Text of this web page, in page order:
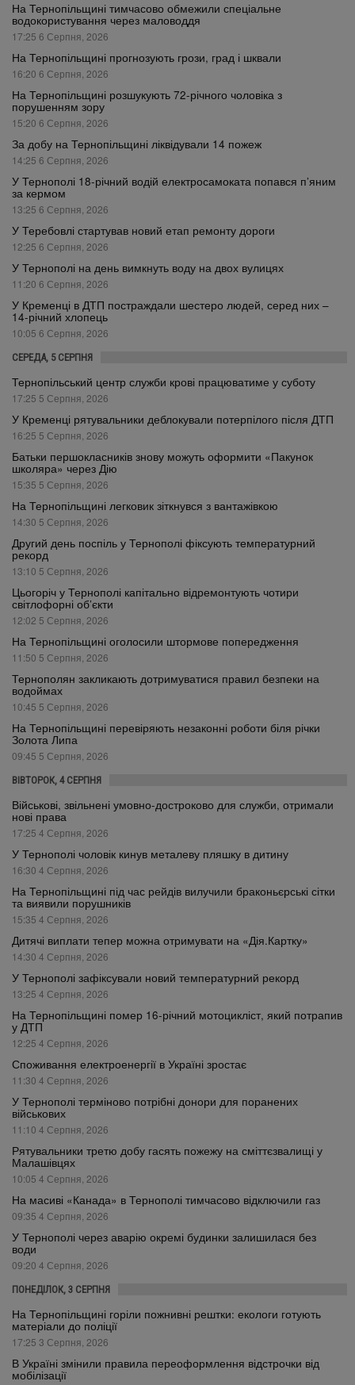
На Тернопільщині тимчасово обмежили спеціальне
водокористування через маловоддя
17:25 6 Серпня, 2026
На Тернопільщині прогнозують грози, град і шквали
16:20 6 Серпня, 2026
На Тернопільщині розшукують 72-річного чоловіка з
порушенням зору
15:20 6 Серпня, 2026
За добу на Тернопільщині ліквідували 14 пожеж
14:25 6 Серпня, 2026
У Тернополі 18-річний водій електросамоката попався п’яним
за кермом
13:25 6 Серпня, 2026
У Теребовлі стартував новий етап ремонту дороги
12:25 6 Серпня, 2026
У Тернополі на день вимкнуть воду на двох вулицях
11:20 6 Серпня, 2026
У Кременці в ДТП постраждали шестеро людей, серед них –
14-річний хлопець
10:05 6 Серпня, 2026
СЕРЕДА, 5 СЕРПНЯ
Тернопільський центр служби крові працюватиме у суботу
17:25 5 Серпня, 2026
У Кременці рятувальники деблокували потерпілого після ДТП
16:25 5 Серпня, 2026
Батьки першокласників знову можуть оформити «Пакунок
школяра» через Дію
15:35 5 Серпня, 2026
На Тернопільщині легковик зіткнувся з вантажівкою
14:30 5 Серпня, 2026
Другий день поспіль у Тернополі фіксують температурний
рекорд
13:10 5 Серпня, 2026
Цьогоріч у Тернополі капітально відремонтують чотири
світлофорні об’єкти
12:02 5 Серпня, 2026
На Тернопільщині оголосили штормове попередження
11:50 5 Серпня, 2026
Тернополян закликають дотримуватися правил безпеки на
водоймах
10:45 5 Серпня, 2026
На Тернопільщині перевіряють незаконні роботи біля річки
Золота Липа
09:45 5 Серпня, 2026
ВІВТОРОК, 4 СЕРПНЯ
Військові, звільнені умовно-достроково для служби, отримали
нові права
17:25 4 Серпня, 2026
У Тернополі чоловік кинув металеву пляшку в дитину
16:30 4 Серпня, 2026
На Тернопільщині під час рейдів вилучили браконьєрські сітки
та виявили порушників
15:35 4 Серпня, 2026
Дитячі виплати тепер можна отримувати на «Дія.Картку»
14:30 4 Серпня, 2026
У Тернополі зафіксували новий температурний рекорд
13:25 4 Серпня, 2026
На Тернопільщині помер 16-річний мотоцикліст, який потрапив
у ДТП
12:25 4 Серпня, 2026
Споживання електроенергії в Україні зростає
11:30 4 Серпня, 2026
У Тернополі терміново потрібні донори для поранених
військових
11:10 4 Серпня, 2026
Рятувальники третю добу гасять пожежу на сміттєзвалищі у
Малашівцях
10:05 4 Серпня, 2026
На масиві «Канада» в Тернополі тимчасово відключили газ
09:35 4 Серпня, 2026
У Тернополі через аварію окремі будинки залишилася без
води
09:20 4 Серпня, 2026
ПОНЕДІЛОК, 3 СЕРПНЯ
На Тернопільщині горіли пожнивні рештки: екологи готують
матеріали до поліції
17:25 3 Серпня, 2026
В Україні змінили правила переоформлення відстрочки від
мобілізації